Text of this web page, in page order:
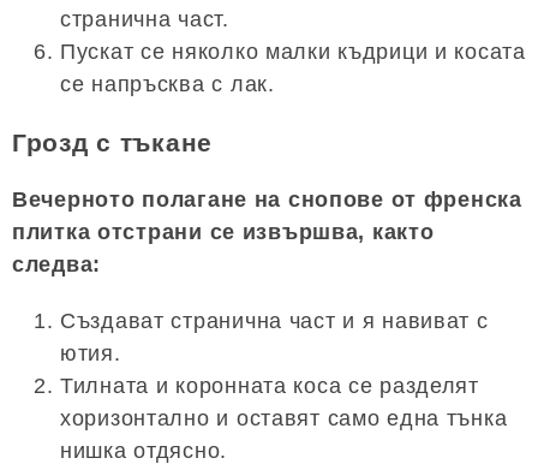
странична част.
Пускат се няколко малки къдрици и косата
се напръсква с лак.
Грозд с тъкане
Вечерното полагане на снопове от френска
плитка отстрани се извършва, както
следва:
Създават странична част и я навиват с
ютия.
Тилната и коронната коса се разделят
хоризонтално и оставят само една тънка
нишка отдясно.